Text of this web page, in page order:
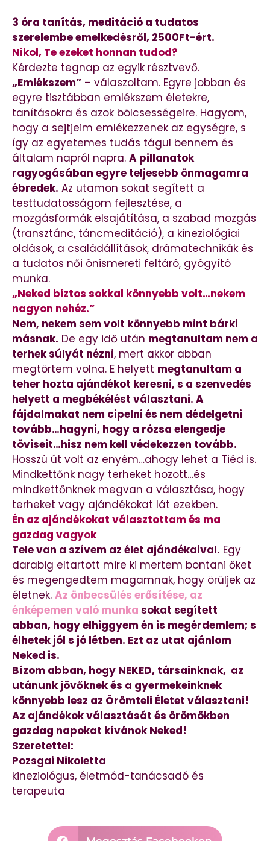
3 óra tanítás, meditáció a tudatos
szerelembe emelkedésről, 2500Ft-ért.
Nikol, Te ezeket honnan tudod?
Kérdezte tegnap az egyik résztvevő.
„Emlékszem” – válaszoltam. Egyre jobban és
egyre tisztábban emlékszem életekre,
tanításokra és azok bölcsességeire. Hagyom,
hogy a sejtjeim emlékezzenek az egységre, s
így az egyetemes tudás tágul bennem és
általam napról napra. A pillanatok
ragyogásában egyre teljesebb önmagamra
ébredek. Az utamon sokat segített a
testtudatosságom fejlesztése, a
mozgásformák elsajátítása, a szabad mozgás
(transztánc, táncmeditáció), a kineziológiai
oldások, a családállítások, drámatechnikák és
a tudatos női önismereti feltáró, gyógyító
munka.
„Neked biztos sokkal könnyebb volt…nekem
nagyon nehéz.”
Nem, nekem sem volt könnyebb mint bárki
másnak. De egy idő után megtanultam nem a
terhek súlyát nézni, mert akkor abban
megtörtem volna. E helyett megtanultam a
teher hozta ajándékot keresni, s a szenvedés
helyett a megbékélést választani. A
fájdalmakat nem cipelni és nem dédelgetni
tovább…hagyni, hogy a rózsa elengedje
töviseit…hisz nem kell védekezzen tovább.
Hosszú út volt az enyém…ahogy lehet a Tiéd is.
Mindkettőnk nagy terheket hozott…és
mindkettőnknek megvan a választása, hogy
terheket vagy ajándékokat lát ezekben.
Én az ajándékokat választottam és ma
gazdag vagyok
Tele van a szívem az élet ajándékaival. Egy
darabig eltartott mire ki mertem bontani őket
és megengedtem magamnak, hogy örüljek az
életnek. Az önbecsülés erősítése, az
énképemen való munka sokat segített
abban, hogy elhiggyem én is megérdemlem; s
élhetek jól s jó létben. Ezt az utat ajánlom
Neked is.
Bízom abban, hogy NEKED, társainknak, az
utánunk jövőknek és a gyermekeinknek
könnyebb lesz az Örömteli Életet választani!
Az ajándékok választását és örömökben
gazdag napokat kívánok Neked!
Szeretettel:
Pozsgai Nikoletta
kineziológus, életmód-tanácsadó és
terapeuta